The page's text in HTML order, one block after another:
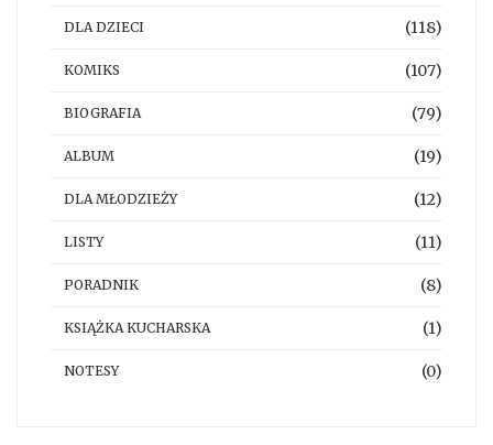
DLA DZIECI (118)
KOMIKS (107)
BIOGRAFIA (79)
ALBUM (19)
DLA MŁODZIEŻY (12)
LISTY (11)
PORADNIK (8)
KSIĄŻKA KUCHARSKA (1)
NOTESY (0)